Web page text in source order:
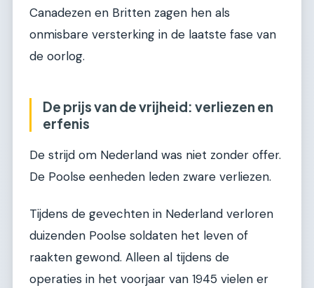
Canadezen en Britten zagen hen als
onmisbare versterking in de laatste fase van
de oorlog.
De prijs van de vrijheid: verliezen en
erfenis
De strijd om Nederland was niet zonder offer.
De Poolse eenheden leden zware verliezen.
Tijdens de gevechten in Nederland verloren
duizenden Poolse soldaten het leven of
raakten gewond. Alleen al tijdens de
operaties in het voorjaar van 1945 vielen er